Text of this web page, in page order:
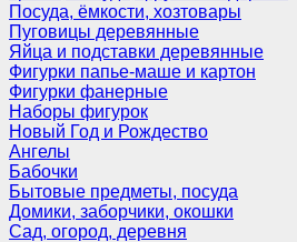
Посуда, ёмкости, хозтовары
Пуговицы деревянные
Яйца и подставки деревянные
Фигурки папье-маше и картон
Фигурки фанерные
Наборы фигурок
Новый Год и Рождество
Ангелы
Бабочки
Бытовые предметы, посуда
Домики, заборчики, окошки
Сад, огород, деревня